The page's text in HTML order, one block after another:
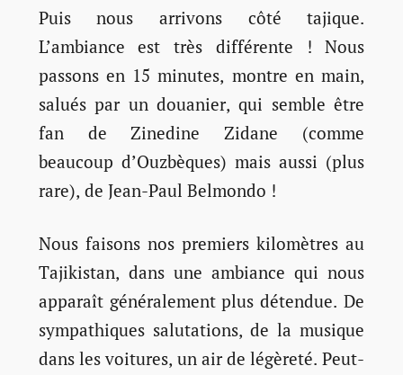
Puis nous arrivons côté tajique.
L’ambiance est très différente ! Nous
passons en 15 minutes, montre en main,
salués par un douanier, qui semble être
fan de Zinedine Zidane (comme
beaucoup d’Ouzbèques) mais aussi (plus
rare), de Jean-Paul Belmondo !
Nous faisons nos premiers kilomètres au
Tajikistan, dans une ambiance qui nous
apparaît généralement plus détendue. De
sympathiques salutations, de la musique
dans les voitures, un air de légèreté. Peut-